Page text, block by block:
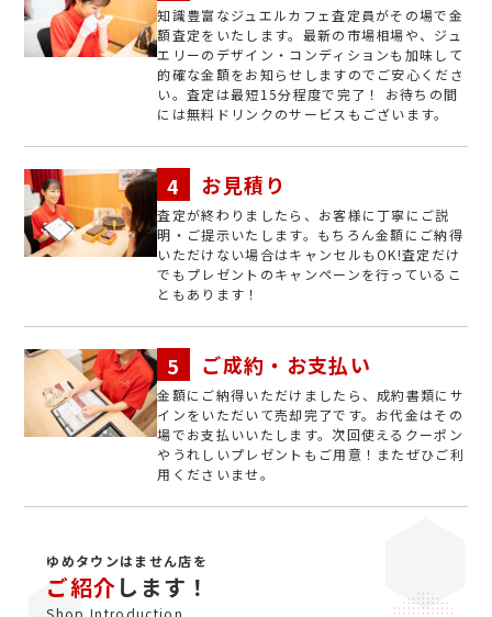
知識豊富なジュエルカフェ査定員がその場で金
額査定をいたします。最新の市場相場や、ジュ
エリーのデザイン・コンディションも加味して
的確な金額をお知らせしますのでご安心くださ
い。査定は最短15分程度で完了！ お待ちの間
には無料ドリンクのサービスもございます。
お見積り
査定が終わりましたら、お客様に丁寧にご説
明・ご提示いたします。もちろん金額にご納得
いただけない場合はキャンセルもOK!査定だけ
でもプレゼントのキャンペーンを行っているこ
ともあります！
ご成約・お支払い
金額にご納得いただけましたら、成約書類にサ
インをいただいて売却完了です。お代金はその
場でお支払いいたします。次回使えるクーポン
やうれしいプレゼントもご用意！またぜひご利
用くださいませ。
ゆめタウンはません店を
ご紹介します！
Shop Introduction